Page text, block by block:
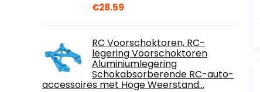
€28.59
RC Voorschoktoren, RC-
legering Voorschoktoren
Aluminiumlegering
Schokabsorberende RC-auto-
accessoires met Hoge Weerstand…